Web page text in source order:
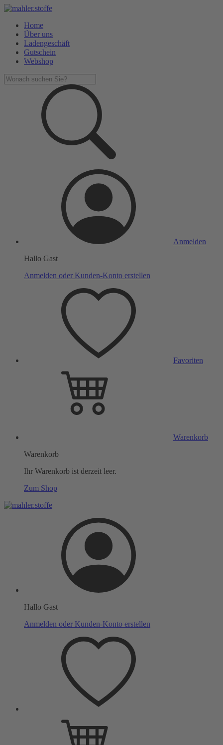
Home
Über uns
Ladengeschäft
Gutschein
Webshop
Anmelden
Hallo Gast
Anmelden oder Kunden-Konto erstellen
Favoriten
Warenkorb
Warenkorb
Ihr Warenkorb ist derzeit leer.
Zum Shop
Hallo Gast
Anmelden oder Kunden-Konto erstellen